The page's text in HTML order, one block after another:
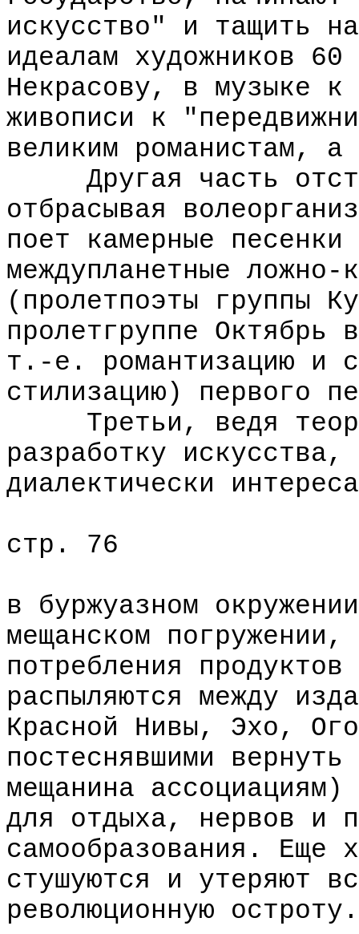
искусство" и тащить
идеалам художников
Некрасову, в музыке
живописи к
великим романистам,
Другая часть
отбрасывая
поет камерные
междупланетные ложно-
(пролетпоэты группы
пролетгруппе Октябрь
т.-е. романтизацию и
стилизацию) первого
Третьи, ведя
разработку искусства,
диалектически
стр. 76
в буржуазном
мещанском
потребления
распыляются между
Красной Нивы, Эхо,
постеснявшими
мещанина
для отдыха, нервов и
самообразования. Еще
стушуются и утеряют
революционную